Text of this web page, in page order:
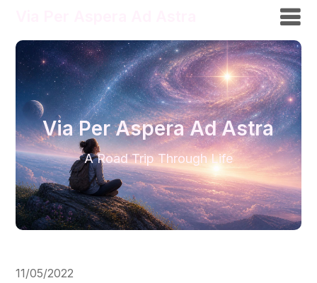
Via Per Aspera Ad Astra
A Road Trip Through Life
11/05/2022